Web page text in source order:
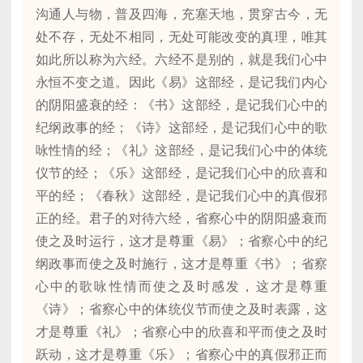
沟通人与物，普及四海，充塞天地，贯穿古今，无
处不存，无处不相同，无处可能改变的真理，唯其
如此所以称为六经。六经不是别的，就是我们心中
永恒不变之道。因此《易》这部经，是记我们内心
的阴阳盛衰的经：《书》这部经，是记我们心中的
纪纲政事的经；《诗》这部经，是记我们心中的歌
咏性情的经；《礼》这部经，是记我们心中的体统
仪节的经；《乐》这部经，是记我们心中的欣喜和
平的经；《春秋》这部经，是记我们心中的真假邪
正的经。君子的对待六经，省察心中的阴阳盛衰而
使之及时运行，这才是尊重《易》；省察心中的纪
纲政事而使之及时施行，这才是尊重《书》；省察
心中的歌咏性情而使之及时感发，这才是尊重
《诗》；省察心中的体统仪节而使之及时表露，这
才是尊重《礼》；省察心中的欣喜和平而使之及时
跃动，这才是尊重《乐》；省察心中的真假邪正而